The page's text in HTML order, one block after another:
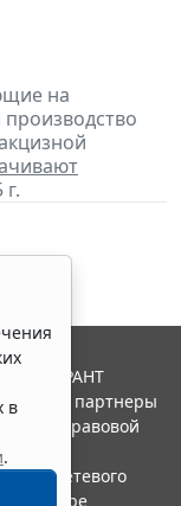
на
в
.
ГАРАНТ
и ее партнеры
правовой
сетевого
в сфере